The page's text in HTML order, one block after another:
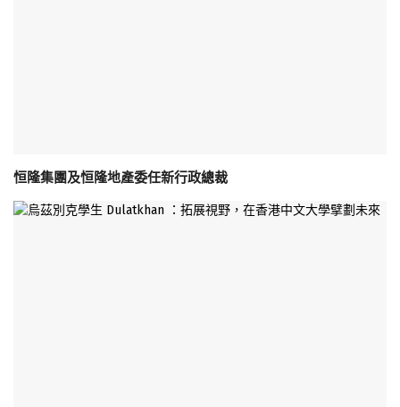
恒隆集團及恒隆地產委任新行政總裁